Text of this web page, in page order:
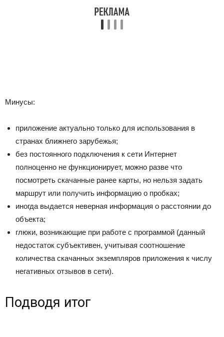
Минусы:
приложение актуально только для использования в
странах ближнего зарубежья;
без постоянного подключения к сети Интернет
полноценно не функционирует, можно разве что
посмотреть скачанные ранее карты, но нельзя задать
маршрут или получить информацию о пробках;
иногда выдается неверная информация о расстоянии до
объекта;
глюки, возникающие при работе с программой (данный
недостаток субъективен, учитывая соотношение
количества скачанных экземпляров приложения к числу
негативных отзывов в сети).
Подводя итог